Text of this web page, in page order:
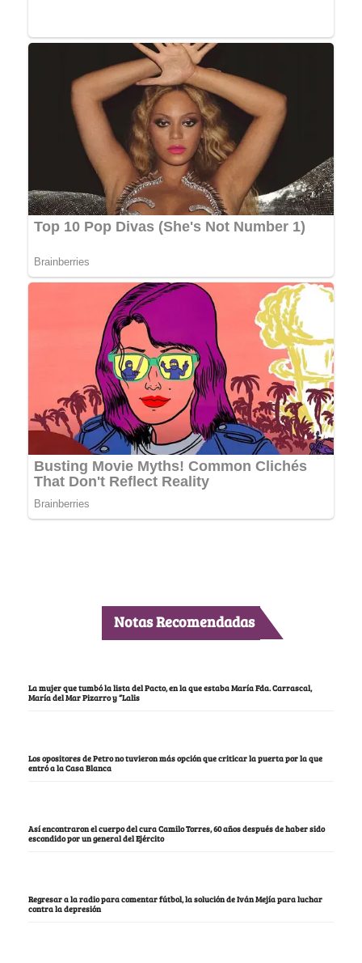
Notas Recomendadas
La mujer que tumbó la lista del Pacto, en la que estaba María Fda. Carrascal,
María del Mar Pizarro y “Lalis
Los opositores de Petro no tuvieron más opción que criticar la puerta por la que
entró a la Casa Blanca
Así encontraron el cuerpo del cura Camilo Torres, 60 años después de haber sido
escondido por un general del Ejército
Regresar a la radio para comentar fútbol, la solución de Iván Mejía para luchar
contra la depresión